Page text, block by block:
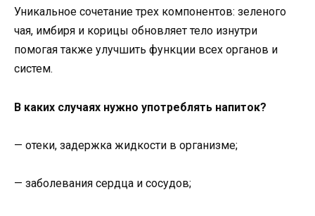
Уникальное сочетание трех компонентов: зеленого
чая, имбиря и корицы обновляет тело изнутри
помогая также улучшить функции всех органов и
систем.
В каких случаях нужно употреблять напиток?
— отеки, задержка жидкости в организме;
— заболевания сердца и сосудов;